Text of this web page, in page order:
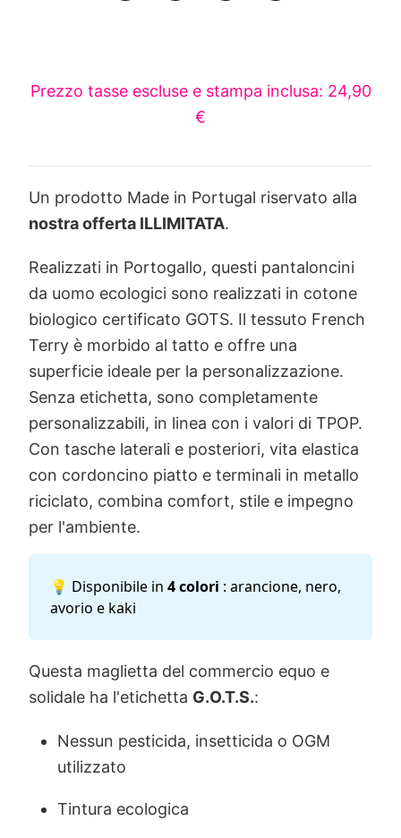
Prezzo tasse escluse e stampa inclusa: 24,90
€
Un prodotto Made in Portugal riservato alla
nostra offerta ILLIMITATA.
Realizzati in Portogallo, questi pantaloncini
da uomo ecologici sono realizzati in cotone
biologico certificato GOTS. Il tessuto French
Terry è morbido al tatto e offre una
superficie ideale per la personalizzazione.
Senza etichetta, sono completamente
personalizzabili, in linea con i valori di TPOP.
Con tasche laterali e posteriori, vita elastica
con cordoncino piatto e terminali in metallo
riciclato, combina comfort, stile e impegno
per l'ambiente.
💡 Disponibile in 4 colori : arancione, nero,
avorio e kaki
Questa maglietta del commercio equo e
solidale ha l'etichetta G.O.T.S.:
Nessun pesticida, insetticida o OGM
utilizzato
Tintura ecologica